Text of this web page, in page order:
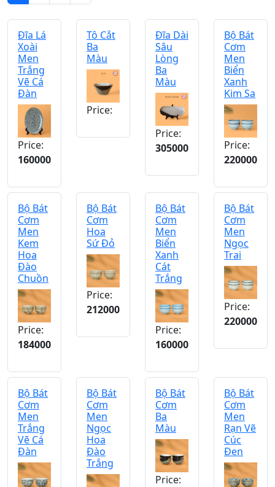
Đĩa Lá
Xoài
Men
Trắng
Vẽ Cá
Đàn
Price:
160000
Tô Cắt
Ba
Màu
Price:
Đĩa Dài
Sâu
Lòng
Ba
Màu
Price:
305000
Bộ Bát
Cơm
Men
Biển
Xanh
Kim Sa
Price:
220000
Bộ Bát
Cơm
Men
Kem
Hoa
Đào
Chuồn
Price:
184000
Bộ Bát
Cơm
Hoa
Sứ Đỏ
Price:
212000
Bộ Bát
Cơm
Men
Biển
Xanh
Cát
Trắng
Price:
160000
Bộ Bát
Cơm
Men
Ngọc
Trai
Price:
220000
Bộ Bát
Cơm
Men
Trắng
Vẽ Cá
Đàn
Bộ Bát
Cơm
Men
Ngọc
Hoa
Đào
Trắng
Bộ Bát
Cơm
Ba
Màu
Price:
Bộ Bát
Cơm
Men
Rạn Vẽ
Cúc
Đen